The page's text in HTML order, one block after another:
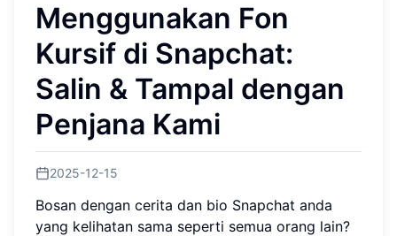
Menggunakan Fon
Kursif di Snapchat:
Salin & Tampal dengan
Penjana Kami
2025-12-15
Bosan dengan cerita dan bio Snapchat anda
yang kelihatan sama seperti semua orang lain?